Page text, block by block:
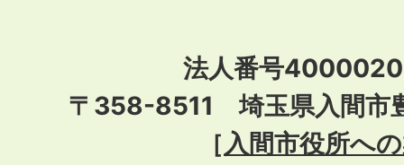
法人番号
〒358-8511 埼玉県入間市
［入間市役所へ